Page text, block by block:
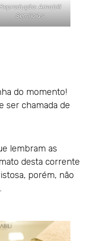
Amabili
Semijoias
do momento!
ser chamada de
lembram as
desta corrente
porém, não